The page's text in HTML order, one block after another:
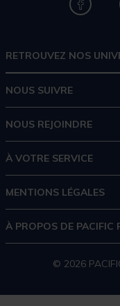
RETROUVEZ NOS
NOUS SUIVRE
NOUS REJOINDRE
À VOTRE SERVICE
MENTIONS LÉGALES
À PROPOS DE PACIFIC
© 2026